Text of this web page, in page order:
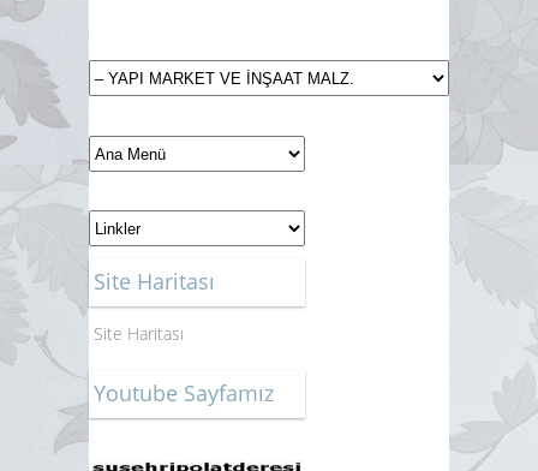
Site Haritası
Site Haritası
Youtube Sayfamız